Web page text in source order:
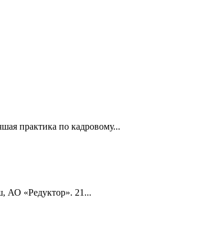
практика по кадровому...
АО «Редуктор». 21...